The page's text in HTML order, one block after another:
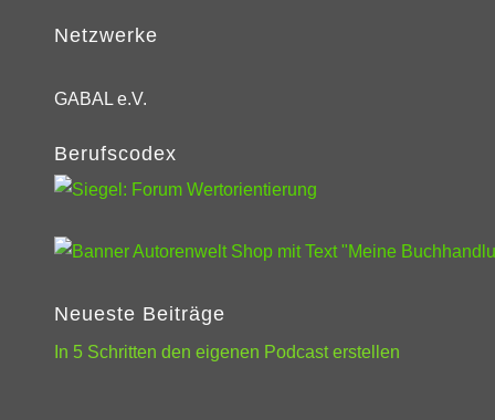
Netzwerke
GABAL e.V.
Berufscodex
Neueste Beiträge
In 5 Schritten den eigenen Podcast erstellen